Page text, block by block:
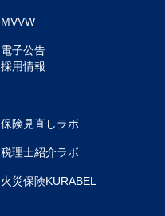
MVVW
電子公告
採用情報
保険見直しラボ
税理士紹介ラボ
火災保険KURABEL